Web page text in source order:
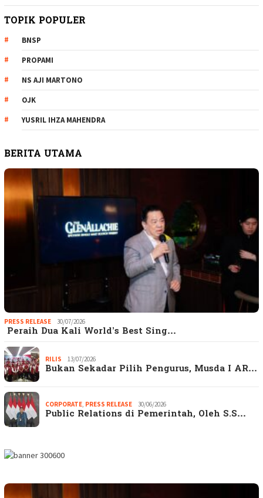
TOPIK POPULER
BNSP
PROPAMI
NS AJI MARTONO
OJK
YUSRIL IHZA MAHENDRA
BERITA UTAMA
PRESS RELEASE 30/07/2026
Peraih Dua Kali World’s Best Sing…
RILIS 13/07/2026
Bukan Sekadar Pilih Pengurus, Musda I AR…
CORPORATE, PRESS RELEASE 30/06/2026
Public Relations di Pemerintah, Oleh S.S…